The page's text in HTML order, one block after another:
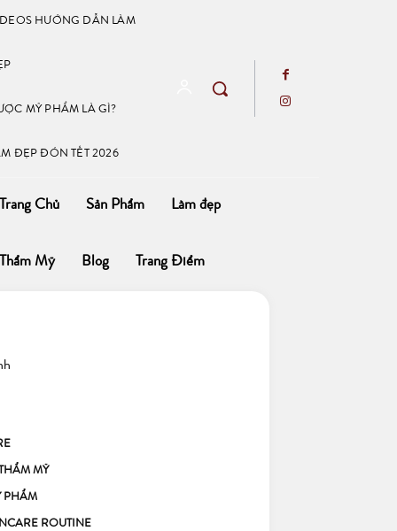
HƯỚNG DẪN LÀM
MỸ PHẨM LÀ GÌ?
ĐẸP ĐÓN TẾT 2026
Chủ Sản Phẩm Làm đẹp
Mỹ Blog Trang Điểm
MỸ
PHẨM
ROUTINE